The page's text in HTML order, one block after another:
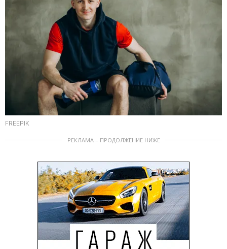
FREEPIK
РЕКЛАМА – ПРОДОЛЖЕНИЕ НИЖЕ